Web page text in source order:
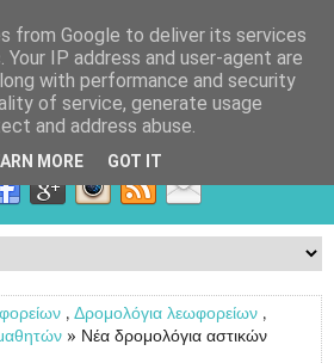
, Δρομολόγια λεωφορείων ,
» Νέα δρομολόγια αστικών
from Google to deliver its services
IP address and user-agent are
with performance and security
of service, generate usage
and address abuse.
MORE GOT IT